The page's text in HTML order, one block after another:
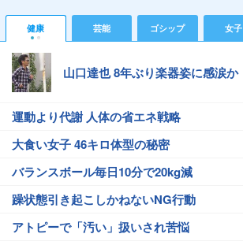
健康 芸能 ゴシップ 女子
山口達也 8年ぶり楽器姿に感涙か
運動より代謝 人体の省エネ戦略
大食い女子 46キロ体型の秘密
バランスボール毎日10分で20kg減
躁状態引き起こしかねないNG行動
アトピーで「汚い」扱いされ苦悩